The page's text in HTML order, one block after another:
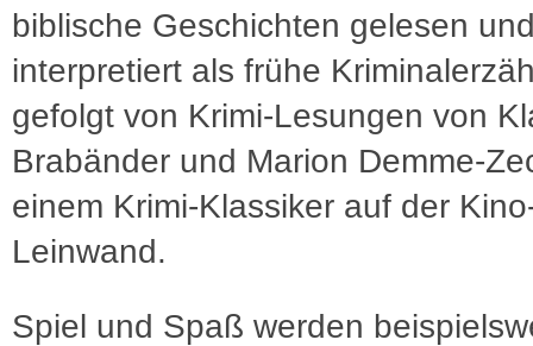
biblische Geschichten gelesen
interpretiert als frühe
gefolgt von Krimi-Lesungen von
Brabänder und Marion Demme-
einem Krimi-Klassiker auf der
Leinwand.
Spiel und Spaß werden